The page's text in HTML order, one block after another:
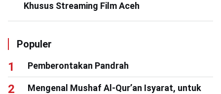
Khusus Streaming Film Aceh
Populer
Pemberontakan Pandrah
Mengenal Mushaf Al-Qur’an Isyarat, untuk